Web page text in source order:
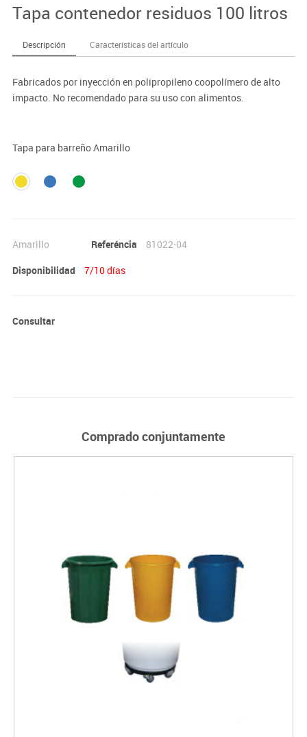
Tapa contenedor residuos 100 litros
Descripción Características del artículo
Fabricados por inyección en polipropileno coopolímero de alto
impacto. No recomendado para su uso con alimentos.
Tapa para barreño Amarillo
Amarillo Referéncia
81022-04
Disponibilidad
7/10 días
Consultar
Comprado conjuntamente